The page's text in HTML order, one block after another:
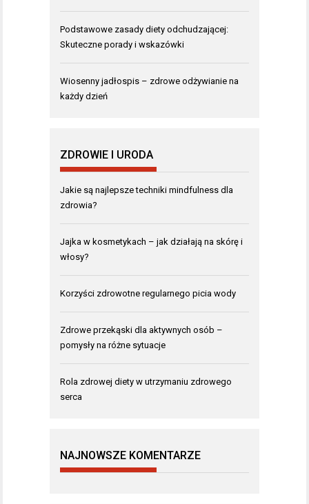
Podstawowe zasady diety odchudzającej:
Skuteczne porady i wskazówki
Wiosenny jadłospis – zdrowe odżywianie na
każdy dzień
ZDROWIE I URODA
Jakie są najlepsze techniki mindfulness dla
zdrowia?
Jajka w kosmetykach – jak działają na skórę i
włosy?
Korzyści zdrowotne regularnego picia wody
Zdrowe przekąski dla aktywnych osób –
pomysły na różne sytuacje
Rola zdrowej diety w utrzymaniu zdrowego
serca
NAJNOWSZE KOMENTARZE